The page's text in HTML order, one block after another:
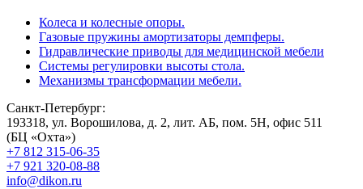
Колеса и колесные опоры.
Газовые пружины амортизаторы демпферы.
Гидравлические приводы для медицинской мебели
Системы регулировки высоты стола.
Механизмы трансформации мебели.
Санкт-Петербург:
193318, ул. Ворошилова, д. 2, лит. АБ, пом. 5Н, офис 511
(БЦ «Охта»)
+7 812 315-06-35
+7 921 320-08-88
info@dikon.ru